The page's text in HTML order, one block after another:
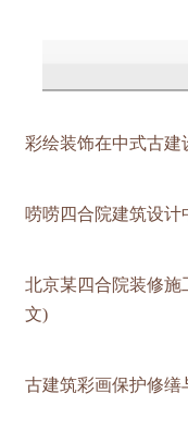
彩绘装饰在中式古建
唠唠四合院建筑设
北京某四合院装修施
文)
古建筑彩画保护修缮